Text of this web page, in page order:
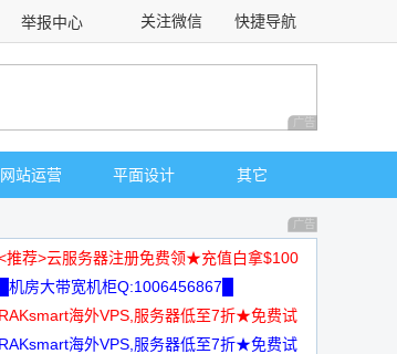
举报中心 关注微信 快捷导航
广告 商业广告，理
网站运营 平面设计 其它
广告 商业广告，理
推荐>云服务器注册免费领★充值白拿$100
█机房大带宽机柜Q:1006456867█
RAKsmart海外VPS,服务器低至7折★免费试
用★
RAKsmart海外VPS,服务器低至7折★免费试